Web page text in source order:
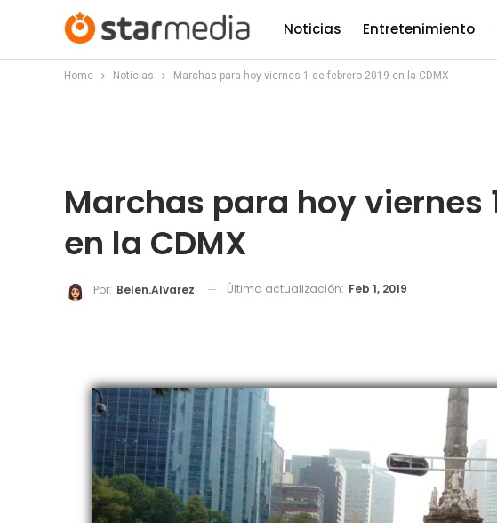
Noticias Entretenimiento
Home Noticias Marchas para hoy viernes 1 de febrero 2019 en la CDMX
Marchas para hoy viernes
en la CDMX
Por: Belen.alvarez Última actualización: Feb 1, 2019